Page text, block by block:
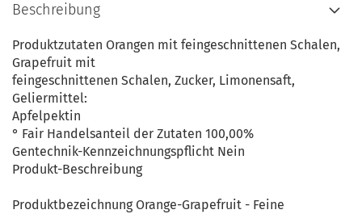
Beschreibung
Produktzutaten Orangen mit feingeschnittenen Schalen,
Grapefruit mit
feingeschnittenen Schalen, Zucker, Limonensaft,
Geliermittel:
Apfelpektin
° Fair Handelsanteil der Zutaten 100,00%
Gentechnik-Kennzeichnungspflicht Nein
Produkt-Beschreibung
Produktbezeichnung Orange-Grapefruit - Feine